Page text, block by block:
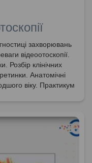
захворювань
відеоотоскопії.
Розбір клінічних
Анатомічні
віку. Практикум